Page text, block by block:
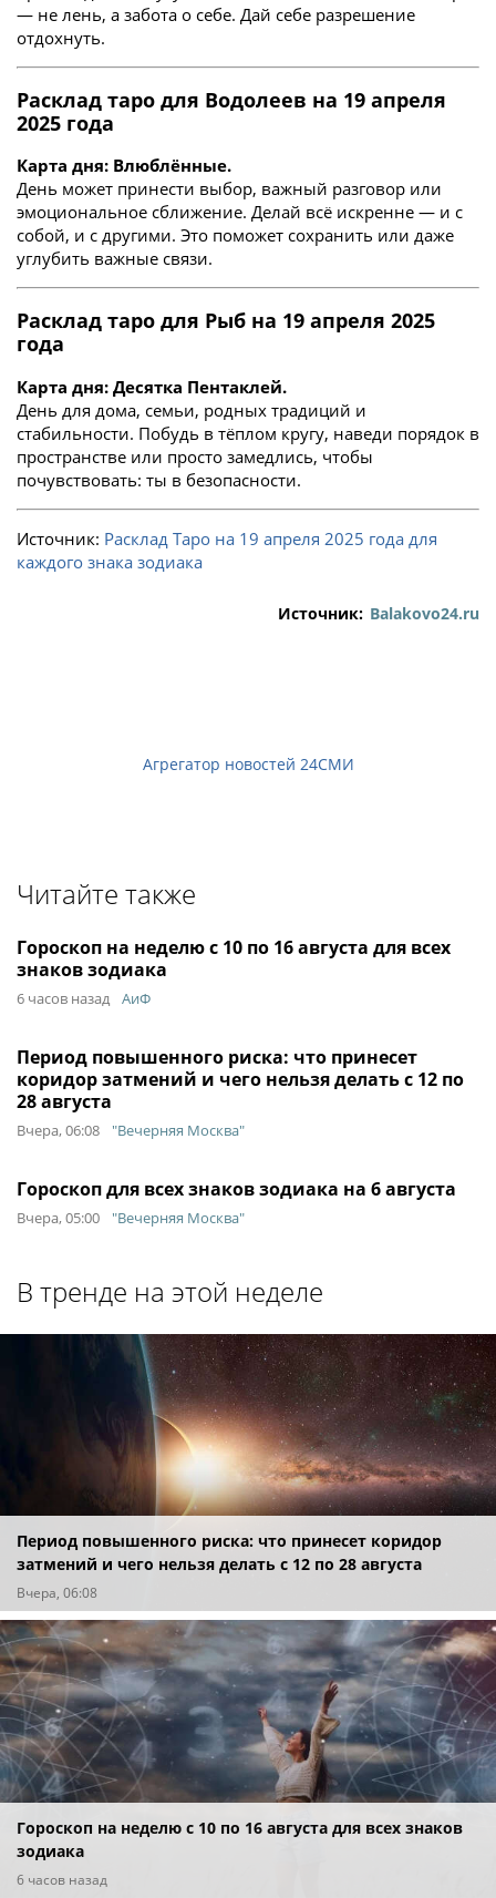
— не лень, а забота о себе. Дай себе разрешение
отдохнуть.
Расклад таро для Водолеев на 19 апреля
2025 года
Карта дня: Влюблённые.
День может принести выбор, важный разговор или
эмоциональное сближение. Делай всё искренне — и с
собой, и с другими. Это поможет сохранить или даже
углубить важные связи.
Расклад таро для Рыб на 19 апреля 2025
года
Карта дня: Десятка Пентаклей.
День для дома, семьи, родных традиций и
стабильности. Побудь в тёплом кругу, наведи порядок в
пространстве или просто замедлись, чтобы
почувствовать: ты в безопасности.
Источник: Расклад Таро на 19 апреля 2025 года для
каждого знака зодиака
Источник: Balakovo24.ru
Агрегатор новостей 24СМИ
Читайте также
Гороскоп на неделю с 10 по 16 августа для всех
знаков зодиака
6 часов назад АиФ
Период повышенного риска: что принесет
коридор затмений и чего нельзя делать с 12 по
28 августа
Вчера, 06:08 "Вечерняя Москва"
Гороскоп для всех знаков зодиака на 6 августа
Вчера, 05:00 "Вечерняя Москва"
В тренде на этой неделе
Период повышенного риска: что принесет коридор
затмений и чего нельзя делать с 12 по 28 августа
Вчера, 06:08
Гороскоп на неделю с 10 по 16 августа для всех знаков
зодиака
6 часов назад